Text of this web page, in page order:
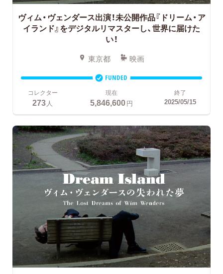
ヴィム・ヴェンダース出演！未公開作品『ドリーム・ア
イランド』をデジタルリマスターし、世界に届けた
い！
東京都 映画
FUNDED
コレクター
273 人
現在
5,846,600円
終了
2025/05/15